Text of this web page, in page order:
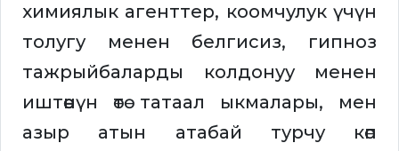
химиялык агенттер, коомчулук үчүн
толугу менен белгисиз, гипноз
тажрыйбаларды колдонуу менен
иштөөнүн өтө татаал ыкмалары, мен
азыр атын атабай турчу көп